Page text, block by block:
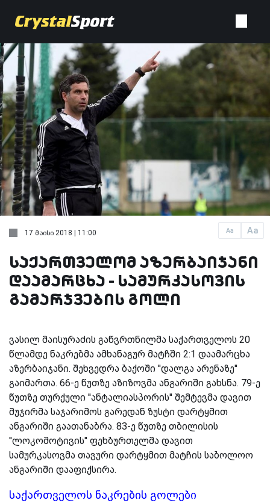
Aa Aa
17 მაისი 2018 | 11:00
საქართველომ აზერბაიჯანი
დაამარცხა - სამურკასოვის
გამარჯვების გოლი
ვასილ მაისურაძის გაწვრთნილმა საქართველოს 20
წლამდე ნაკრებმა ამხანაგურ მატჩში 2:1 დაამარცხა
აზერბაიჯანი. შეხვედრა ბაქოში ''დალგა არენაზე''
გაიმართა. 66-ე წუთზე აზიზოვმა ანგარიში გახსნა. 79-ე
წუთზე თურქული ''ანტალიასპორის'' შემტევმა დავით
მუჯირმა საჯარიმოს გარედან ზუსტი დარტყმით
ანგარიში გაათანაბრა. 83-ე წუთზე თბილისის
''ლოკომოტივის'' ფეხბურთელმა დავით
სამურკასოვმა თავური დარტყმით მატჩის საბოლოო
ანგარიში დააფიქსირა.
საქართველოს ნაკრების გოლები